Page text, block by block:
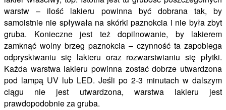
warstw – ilość lakieru powinna być dobrana tak, by
samoistnie nie spływała na skórki paznokcia i nie była zbyt
gruba. Konieczne jest też dopilnowanie, by lakierem
zamknąć wolny brzeg paznokcia – czynność ta zapobiega
odpryskiwaniu się lakieru oraz rozwarstwianiu się płytki.
Każda warstwa lakieru powinna zostać dobrze utwardzona
pod lampą UV lub LED. Jeśli po 2-3 minutach w dalszym
ciągu nie jest utwardzona, warstwa lakieru jest
prawdopodobnie za gruba.